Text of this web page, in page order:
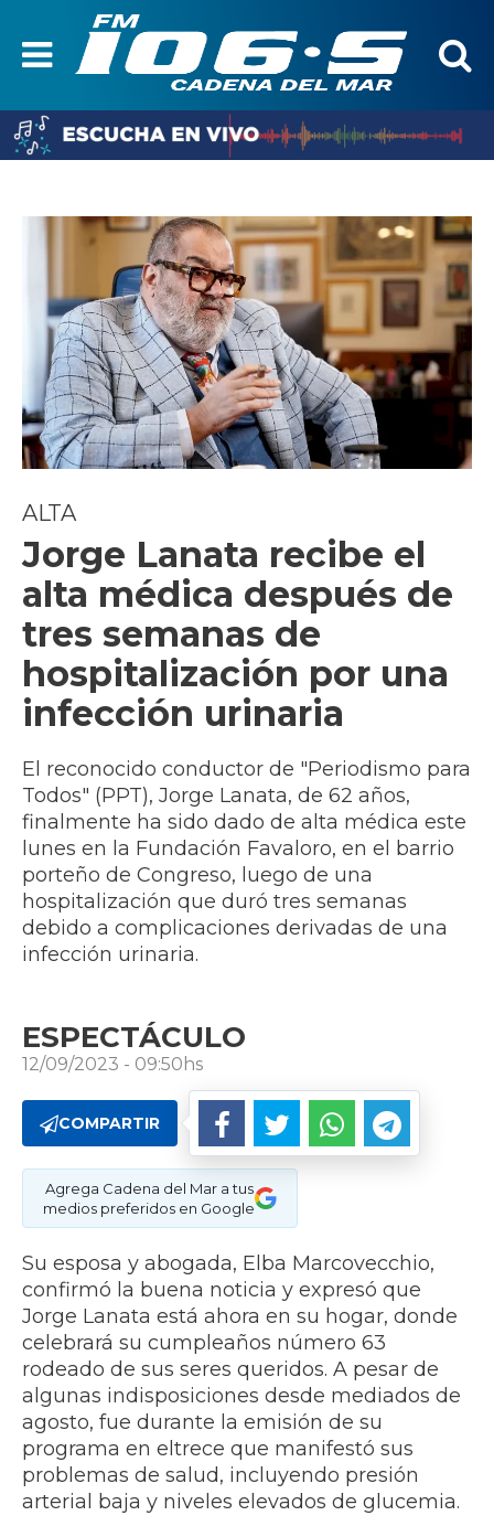
ALTA
Jorge Lanata recibe el
alta médica después de
tres semanas de
hospitalización por una
infección urinaria
El reconocido conductor de "Periodismo para
Todos" (PPT), Jorge Lanata, de 62 años,
finalmente ha sido dado de alta médica este
lunes en la Fundación Favaloro, en el barrio
porteño de Congreso, luego de una
hospitalización que duró tres semanas
debido a complicaciones derivadas de una
infección urinaria.
ESPECTÁCULO
12/09/2023 - 09:50hs
COMPARTIR
Agrega Cadena del Mar a tus
medios preferidos en Google
Su esposa y abogada, Elba Marcovecchio,
confirmó la buena noticia y expresó que
Jorge Lanata está ahora en su hogar, donde
celebrará su cumpleaños número 63
rodeado de sus seres queridos. A pesar de
algunas indisposiciones desde mediados de
agosto, fue durante la emisión de su
programa en eltrece que manifestó sus
problemas de salud, incluyendo presión
arterial baja y niveles elevados de glucemia.